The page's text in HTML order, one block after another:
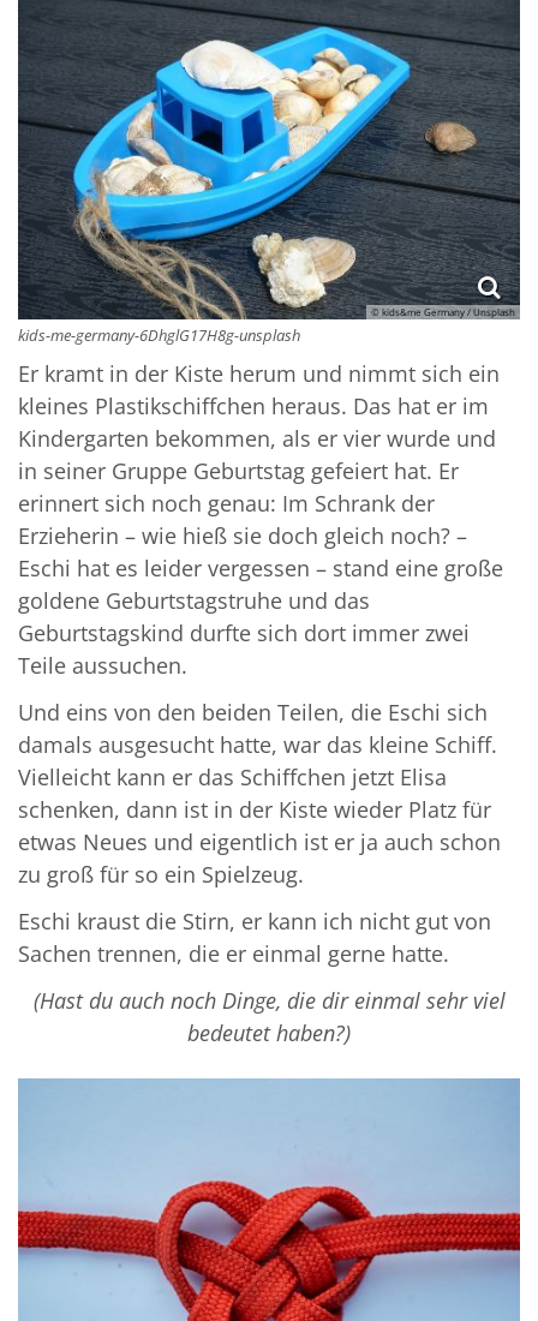
© kids&me Germany / Unsplash
kids-me-germany-6DhglG17H8g-unsplash
Er kramt in der Kiste herum und nimmt sich ein
kleines Plastikschiffchen heraus. Das hat er im
Kindergarten bekommen, als er vier wurde und
in seiner Gruppe Geburtstag gefeiert hat. Er
erinnert sich noch genau: Im Schrank der
Erzieherin – wie hieß sie doch gleich noch? –
Eschi hat es leider vergessen – stand eine große
goldene Geburtstagstruhe und das
Geburtstagskind durfte sich dort immer zwei
Teile aussuchen.
Und eins von den beiden Teilen, die Eschi sich
damals ausgesucht hatte, war das kleine Schiff.
Vielleicht kann er das Schiffchen jetzt Elisa
schenken, dann ist in der Kiste wieder Platz für
etwas Neues und eigentlich ist er ja auch schon
zu groß für so ein Spielzeug.
Eschi kraust die Stirn, er kann ich nicht gut von
Sachen trennen, die er einmal gerne hatte.
(Hast du auch noch Dinge, die dir einmal sehr viel
bedeutet haben?)